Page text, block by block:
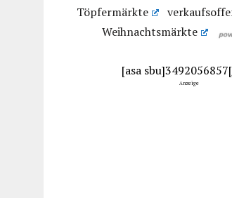
Töpfermärkte
Weihnachtsmärkte
[asa
Anzeige